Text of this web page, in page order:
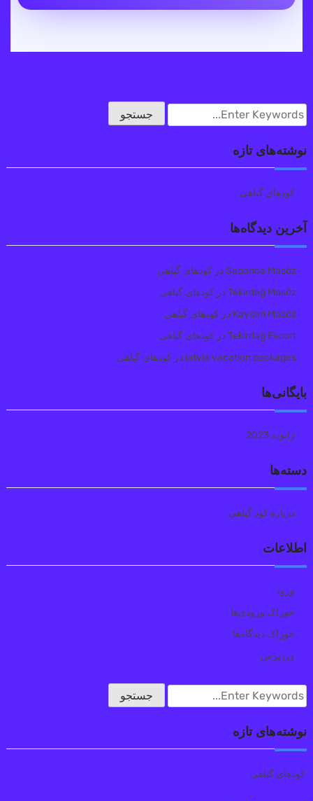
نوشته‌های تازه
کودهای گیاهی
آخرین دیدگاه‌ها
Sapanca Masözدر کودهای گیاهی
Tekirdağ Masözدر کودهای گیاهی
Kayseri Masöz در کودهای گیاهی
Tekirdağ Escortدر کودهای گیاهی
latvia vacation packages در کودهای گیاهی
بایگانی‌ها
ژانویه 2023
دسته‌ها
درباره کود گیاهی
اطلاعات
ورود
خوراک ورودی‌ها
خوراک دیدگاه‌ها
وردپرس
نوشته‌های تازه
کودهای گیاهی